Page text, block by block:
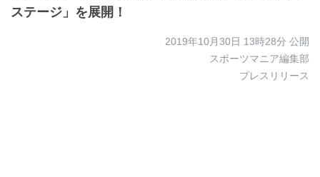
ステージ」を展開！
2019年10月30日 13時28分 公開
スポーツマニア編集部
プレスリリース